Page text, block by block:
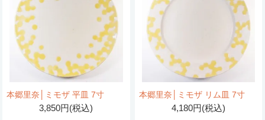
本郷里奈│ミモザ 平皿 7寸
3,850円(税込)
本郷里奈│ミモザ リム皿 7寸
4,180円(税込)